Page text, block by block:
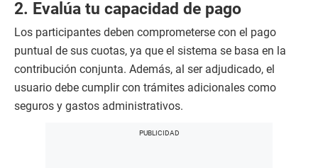
2. Evalúa tu capacidad de pago
Los participantes deben comprometerse con el pago
puntual de sus cuotas, ya que el sistema se basa en la
contribución conjunta. Además, al ser adjudicado, el
usuario debe cumplir con trámites adicionales como
seguros y gastos administrativos.